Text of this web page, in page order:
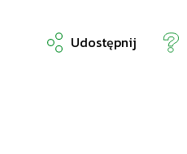
Udostępnij